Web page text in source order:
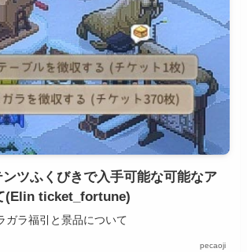
ツふくびきで入手可能な可能なア
(Elin ticket_fortune)
ガラ福引と景品について
pecaoji